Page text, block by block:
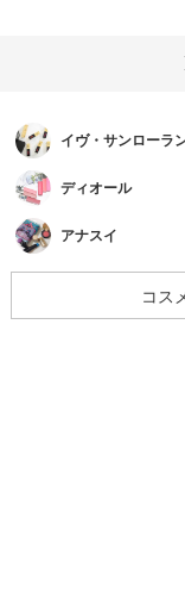
イヴ・サンローラ
ディオール
アナスイ
コス